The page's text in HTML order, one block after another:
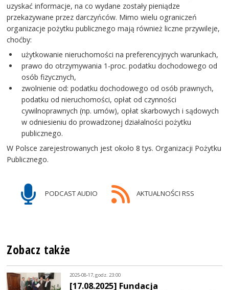
uzyskać informacje, na co wydane zostały pieniądze
przekazywane przez darczyńców. Mimo wielu ograniczeń
organizacje pożytku publicznego mają również liczne przywileje,
choćby:
użytkowanie nieruchomości na preferencyjnych warunkach,
prawo do otrzymywania 1-proc. podatku dochodowego od
osób fizycznych,
zwolnienie od: podatku dochodowego od osób prawnych,
podatku od nieruchomości, opłat od czynności
cywilnoprawnych (np. umów), opłat skarbowych i sądowych
w odniesieniu do prowadzonej działalności pożytku
publicznego.
W Polsce zarejestrowanych jest około 8 tys. Organizacji Pożytku
Publicznego.
PODCAST AUDIO AKTUALNOŚCI RSS
Zobacz także
2025-08-17, godz. 23:00
[17.08.2025] Fundacja